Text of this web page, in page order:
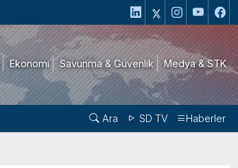
Ekonomi Savunma & Güvenlik Medya & STK
Ara SD TV Haberler